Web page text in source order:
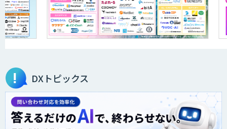
BIGDAT@Analysis
AIアルゴリズム「Package20」
DXトピックス